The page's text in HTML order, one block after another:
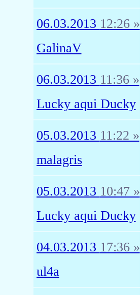
06.03.2013 12:26 »
GalinaV
06.03.2013 11:36 »
Lucky aqui Ducky
05.03.2013 11:22 »
malagris
05.03.2013 10:47 »
Lucky aqui Ducky
04.03.2013 17:36 »
ul4a